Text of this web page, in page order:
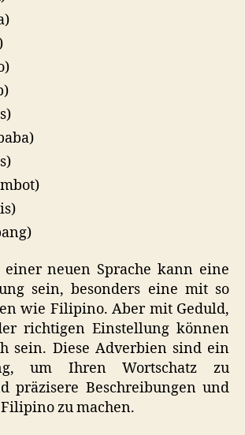
einer neuen Sprache kann eine
sein, besonders eine mit so
wie Filipino. Aber mit Geduld,
richtigen Einstellung können
sein. Diese Adverbien sind ein
um Ihren Wortschatz zu
präzisere Beschreibungen und
zu machen.